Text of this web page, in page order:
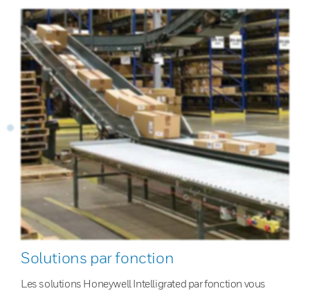
Solutions par fonction
Les solutions Honeywell Intelligrated par fonction vous